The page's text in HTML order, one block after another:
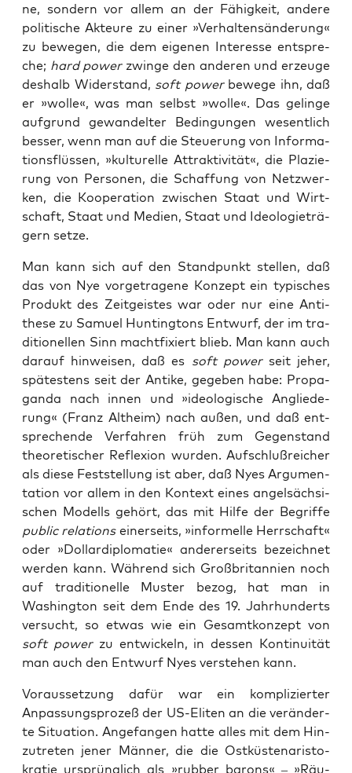
ne, son­dern vor allem an der Fähig­keit, ande­re
poli­ti­sche Akteu­re zu einer »Ver­hal­tens­än­de­rung«
zu bewe­gen, die dem eige­nen Inter­es­se ent­spre­
che; hard powerzwin­ge den ande­ren und erzeu­ge
des­halb Wider­stand, soft powerbewe­ge ihn, daß
er »wol­le«, was man selbst »wol­le«. Das gelin­ge
auf­grund gewan­del­ter Bedin­gun­gen wesent­lich
bes­ser, wenn man auf die Steue­rung von Infor­ma­
ti­ons­flüs­sen, »kul­tu­rel­le Attrak­ti­vi­tät«, die Pla­zie­
rung von Per­so­nen, die Schaf­fung von Netz­wer­
ken, die Koope­ra­ti­on zwi­schen Staat und Wirt­
schaft, Staat und Medi­en, Staat und Ideo­lo­gie­trä­
gern setze.
Man kann sich auf den Stand­punkt stel­len, daß
das von Nye vor­ge­tra­ge­ne Kon­zept ein typi­sches
Pro­dukt des Zeit­geis­tes war oder nur eine Anti­
the­se zu Samu­el Hun­ting­tons Ent­wurf, der im tra­
di­tio­nel­len Sinn macht­fi­xiert blieb. Man kann auch
dar­auf hin­wei­sen, daß es soft power seit jeher,
spä­tes­tens seit der Anti­ke, gege­ben habe: Pro­pa­
gan­da nach innen und »ideo­lo­gi­sche Anglie­de­
rung« (Franz Alt­heim) nach außen, und daß ent­
spre­chen­de Ver­fah­ren früh zum Gegen­stand
theo­re­ti­scher Refle­xi­on wur­den. Auf­schluß­rei­cher
als die­se Fest­stel­lung ist aber, daß Nyes Argu­men­
ta­ti­on vor allem in den Kon­text eines angel­säch­si­
schen Modells gehört, das mit Hil­fe der Begrif­fe
public rela­ti­ons einer­seits, »infor­mel­le Herr­schaft«
oder »Dol­lar­di­plo­ma­tie« ande­rer­seits bezeich­net
wer­den kann. Wäh­rend sich Groß­bri­tan­ni­en noch
auf tra­di­tio­nel­le Mus­ter bezog, hat man in
Washing­ton seit dem Ende des 19. Jahr­hun­derts
ver­sucht, so etwas wie ein Gesamt­kon­zept von
soft powerzu ent­wi­ckeln, in des­sen Kon­ti­nui­tät
man auch den Ent­wurf Nyes ver­ste­hen kann.
Vor­aus­set­zung dafür war ein kom­pli­zier­ter
Anpas­sungs­pro­zeß der US-Eli­ten an die ver­än­der­
te Situa­ti­on. Ange­fan­gen hat­te alles mit dem Hin­
zu­tre­ten jener Män­ner, die die Ost­küs­ten­aris­to­
kra­tie ursprüng­lich als »rub­ber barons« – »Räu­